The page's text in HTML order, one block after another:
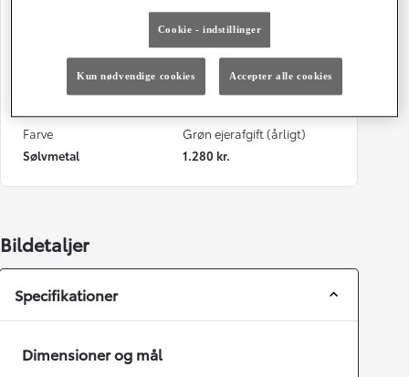
Hestekræfter
122 HK
Automatisk gearkasse
Døre
5
Farve
Sølvmetal
Grøn ejerafgift (årligt)
1.280 kr.
Bildetaljer
Specifikationer
Dimensioner og mål
Cookie - indstillinger
Kun nødvendige cookies Accepter alle cookies